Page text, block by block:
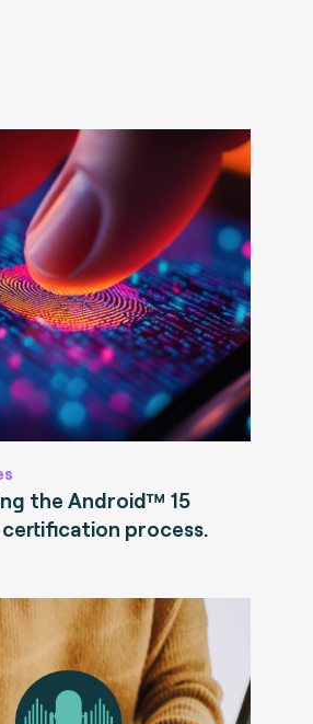
the Android™ 15
process.